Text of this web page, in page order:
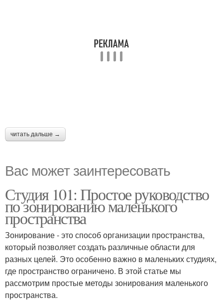
читать дальше →
Вас может заинтересовать
Студия 101: Простое руководство
по зонированию маленького
пространства
Зонирование - это способ организации пространства,
который позволяет создать различные области для
разных целей. Это особенно важно в маленьких студиях,
где пространство ограничено. В этой статье мы
рассмотрим простые методы зонирования маленького
пространства.